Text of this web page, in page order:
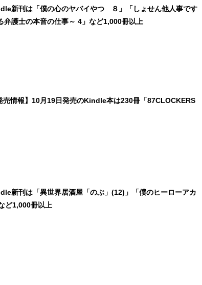
新刊は「僕の心のヤバイやつ ８」「しょせん他人事です
弁護士の本音の仕事～ 4」など1,000冊以上
売情報】10月19日発売のKindle本は230冊「87CLOCKERS
新刊は「異世界居酒屋「のぶ」(12)」「僕のヒーローアカ
ど1,000冊以上